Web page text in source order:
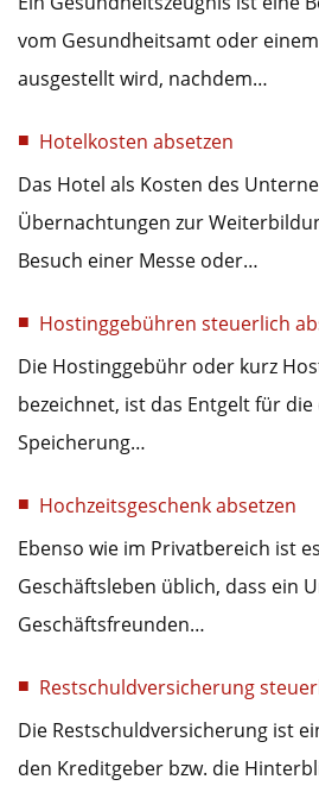
vom Gesundheitsamt oder
ausgestellt wird, nachdem…
Hotelkosten absetzen
Das Hotel als Kosten des
Übernachtungen zur
Besuch einer Messe oder…
Hostinggebühren steuerlich
Die Hostinggebühr oder kurz
bezeichnet, ist das Entgelt für
Speicherung…
Hochzeitsgeschenk absetzen
Ebenso wie im Privatbereich ist
Geschäftsleben üblich, dass ein
Geschäftsfreunden…
Restschuldversicherung
Die Restschuldversicherung ist
den Kreditgeber bzw. die